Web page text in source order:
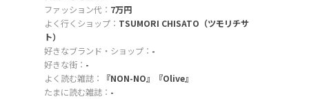
ファッション代： 7万円
よく行くショップ： TSUMORI CHISATO（ツモリチサ
ト）
好きなブランド・ショップ： -
好きな街： -
よく読む雑誌：
『NON-NO』『Olive』
たまに読む雑誌： -